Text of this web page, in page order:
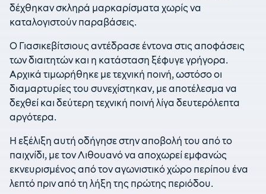
δέχθηκαν σκληρά μαρκαρίσματα χωρίς να
καταλογιστούν παραβάσεις.
Ο Γιασικεβίτσιους αντέδρασε έντονα στις αποφάσεις
των διαιτητών και η κατάσταση ξέφυγε γρήγορα.
Αρχικά τιμωρήθηκε με τεχνική ποινή, ωστόσο οι
διαμαρτυρίες του συνεχίστηκαν, με αποτέλεσμα να
δεχθεί και δεύτερη τεχνική ποινή λίγα δευτερόλεπτα
αργότερα.
Η εξέλιξη αυτή οδήγησε στην αποβολή του από το
παιχνίδι, με τον Λιθουανό να αποχωρεί εμφανώς
εκνευρισμένος από τον αγωνιστικό χώρο περίπου ένα
λεπτό πριν από τη λήξη της πρώτης περιόδου.